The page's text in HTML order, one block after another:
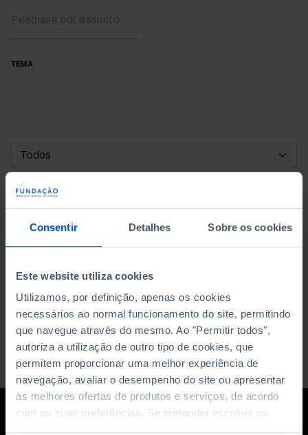
Consentir Detalhes Sobre os cookies
Este website utiliza cookies
Utilizamos, por definição, apenas os cookies
necessários ao normal funcionamento do site, permitindo
que navegue através do mesmo. Ao "Permitir todos",
autoriza a utilização de outro tipo de cookies, que
permitem proporcionar uma melhor experiência de
navegação, avaliar o desempenho do site ou apresentar
as melhores ofertas de produtos e serviços, de acordo
com as suas preferências. Se pretender escolher os
TEMA
DATA DE INÍCIO
DATA DE FIM